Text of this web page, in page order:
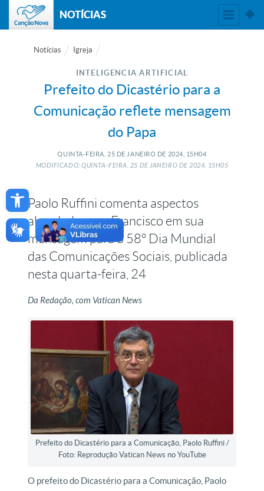
Open toolbar
NOTÍCIAS
Notícias Igreja
INTELIGENCIA ARTIFICIAL
Prefeito do Dicastério para a
Comunicação reflete mensagem
do Papa
QUINTA-FEIRA, 25 DE JANEIRO DE 2024, 15H04
MODIFICADO: QUINTA-FEIRA, 25 DEJANEIRO DE2024, 15H05
Paolo Ruffini comenta aspectos
abordados por Francisco em sua
mensagem para o 58º Dia Mundial
das Comunicações Sociais, publicada
nesta quarta-feira, 24
Da Redação, com Vatican News
Prefeito do Dicastério para a Comunicação, Paolo Ruffini /
Foto: Reprodução Vatican News no YouTube
O prefeito do Dicastério para a Comunicação, Paolo